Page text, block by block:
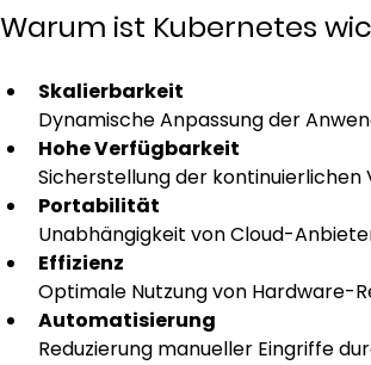
Warum ist Kubernetes
Skalierbarkeit
Dynamische Anpassung der
Hohe Verfügbarkeit
Sicherstellung der
Portabilität
Unabhängigkeit von Cloud-
Effizienz
Optimale Nutzung von Hardware-
Automatisierung
Reduzierung manueller Eingriffe